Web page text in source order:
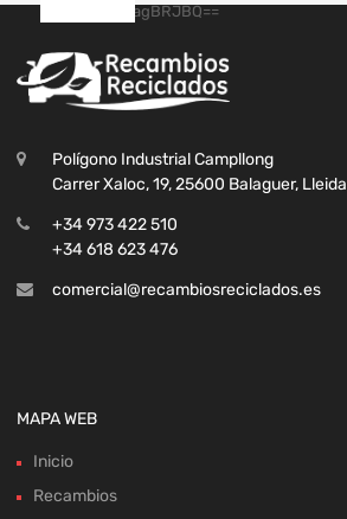
Polígono Industrial Campllong
Carrer Xaloc, 19, 25600 Balaguer, Lleida
+34 973 422 510
+34 618 623 476
comercial@recambiosreciclados.es
MAPA WEB
Inicio
Recambios